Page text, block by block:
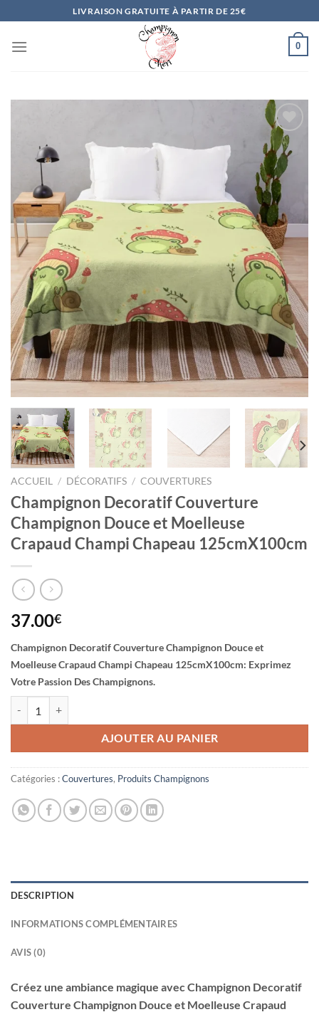
au
contenu
LIVRAISON GRATUITE À PARTIR DE 25€
0
Ajouter
à la
liste
d’envies
ACCUEIL / DÉCORATIFS / COUVERTURES
Champignon Decoratif Couverture
Champignon Douce et Moelleuse
Crapaud Champi Chapeau 125cmX100cm
37.00€
Champignon Decoratif Couverture Champignon Douce et
Moelleuse Crapaud Champi Chapeau 125cmX100cm: Exprimez
Votre Passion Des Champignons.
AJOUTER AU PANIER
Catégories :Couvertures, Produits Champignons
DESCRIPTION
INFORMATIONS COMPLÉMENTAIRES
AVIS (0)
Créez une ambiance magique avec Champignon Decoratif
Couverture Champignon Douce et Moelleuse Crapaud